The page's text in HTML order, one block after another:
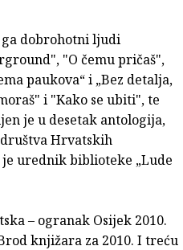
ga dobrohotni ljudi
"O čemu pričaš",
paukova“ i „Bez detalja,
i "Kako se ubiti", te
je u desetak antologija,
Hrvatskih
urednik biblioteke „Lude
– ogranak Osijek 2010.
knjižara za 2010. I treću